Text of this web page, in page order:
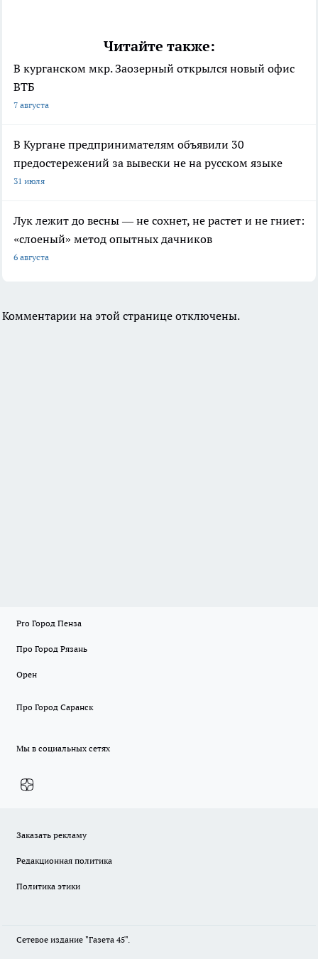
Читайте также:
В курганском мкр. Заозерный открылся новый офис
ВТБ
7 августа
В Кургане предпринимателям объявили 30
предостережений за вывески не на русском языке
31 июля
Лук лежит до весны — не сохнет, не растет и не гниет:
«слоеный» метод опытных дачников
6 августа
Комментарии на этой странице отключены.
Pro Город Пенза
Про Город Рязань
Орен
Про Город Саранск
Мы в социальных сетях
Заказать рекламу
Редакционная политика
Политика этики
Сетевое издание "Газета 45".